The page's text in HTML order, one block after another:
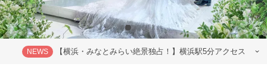
NEWS 【横浜・みなとみらい絶景独占！】横浜駅5分アクセス